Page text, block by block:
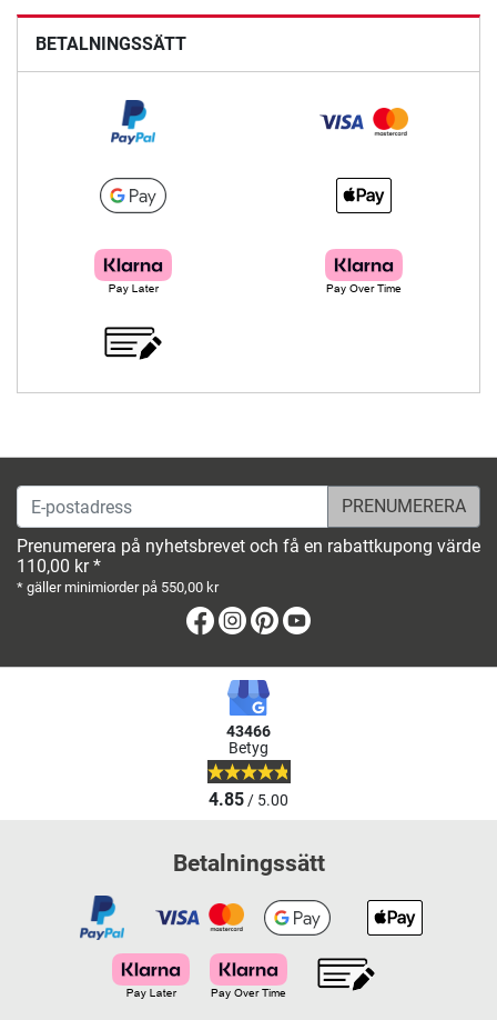
BETALNINGSSÄTT
E-postadress
Prenumerera på nyhetsbrevet och få en rabattkupong värde
110,00 kr *
* gäller minimiorder på 550,00 kr
Facebook
Instagram
Pinterest
43466
Betyg
4.85/ 5.00
Betalningssätt